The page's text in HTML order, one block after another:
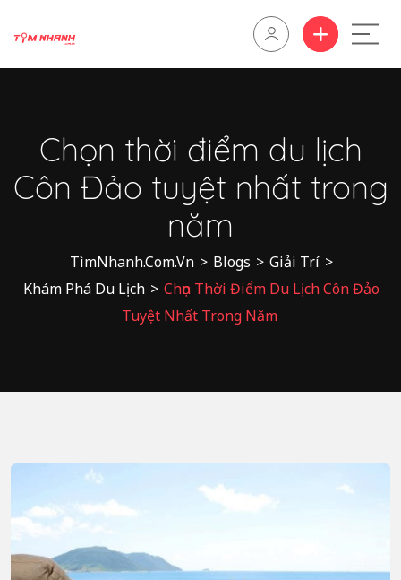
Chọn thời điểm du lịch
Côn Đảo tuyệt nhất trong
năm
TìmNhanh.Com.Vn > Blogs > Giải Trí >
Khám Phá Du Lịch > Chọn Thời Điểm Du Lịch Côn Đảo
Tuyệt Nhất Trong Năm